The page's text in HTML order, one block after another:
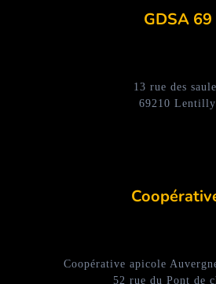
GDSA 69
13 rue des
69210 Lentilly
Coopérative apicole
52 rue du Pont de